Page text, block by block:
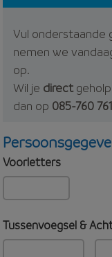
Vul onderstaande
nemen we
op.
Wil je direct
dan op 085-760
Voorletters
Tussenvoegsel &